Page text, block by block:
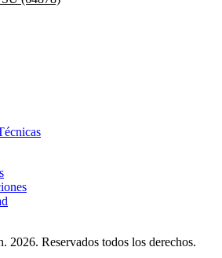
Reservados todos los derechos.